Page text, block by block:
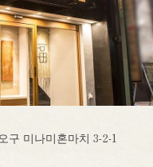
구 미나미혼마치 3-2-1